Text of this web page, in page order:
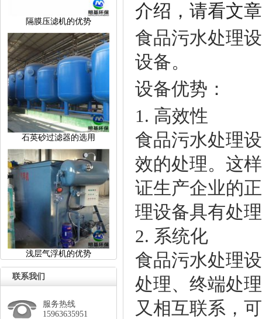
隔膜压滤机的优势
石英砂过滤器的选用
浅层气浮机的优势
联系我们
服务热线
15963635951
介绍，请看文
食品污水处理
设备。
设备优
1. 高效性
食品污水处理
效的处理。这
证生产企业的
理设备具有处
2. 系统化
食品污水处理
处理、终端处
又相互联系，